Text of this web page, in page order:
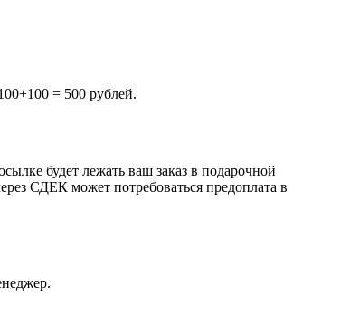
= 500 рублей.
будет лежать ваш заказ в подарочной
СДЕК может потребоваться предоплата в